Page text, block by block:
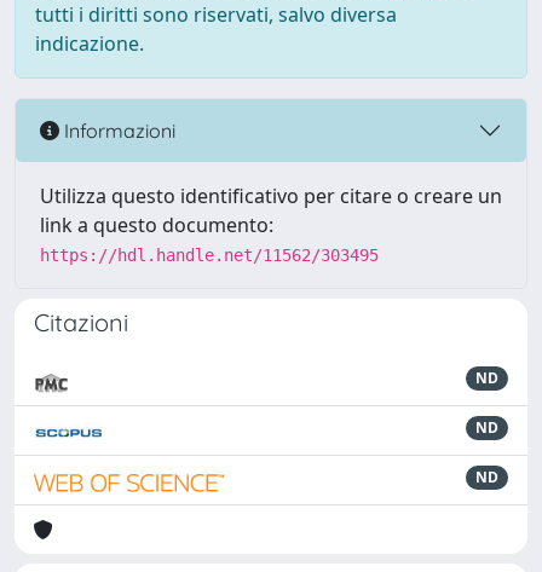
tutti i diritti sono riservati, salvo diversa
indicazione.
Informazioni
Utilizza questo identificativo per citare o creare un
link a questo documento:
https://hdl.handle.net/11562/303495
Citazioni
ND
ND
ND